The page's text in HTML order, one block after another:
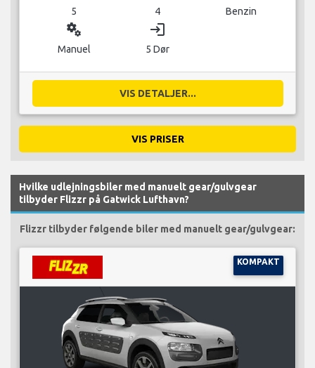
5 4 Benzin
miscellaneous_services
Manuel
login
5 Dør
VIS DETALJER...
VIS PRISER
Hvilke udlejningsbiler med manuelt gear/gulvgear
tilbyder Flizzr på Gatwick Lufthavn?
Flizzr tilbyder følgende biler med manuelt gear/gulvgear:
KOMPAKT